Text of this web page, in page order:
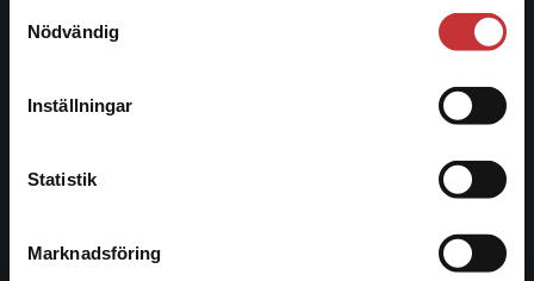
Nödvändig
Inställningar
Statistik
Marknadsföring
Vi erbjuder inte leveranser utanför Sverige. För
att kunna slutföra ett köp måste
längs hela kunskapsresan.
Kontakta oss
046-31 20 00
Box 141